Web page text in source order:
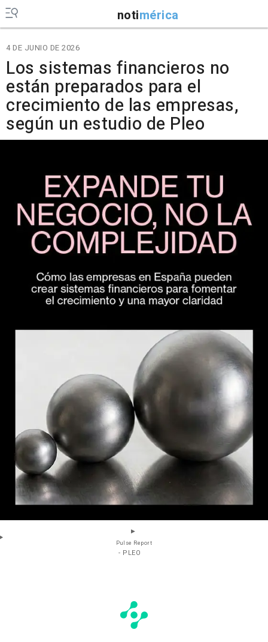
notimérica
4 DE JUNIO DE 2026
Los sistemas financieros no
están preparados para el
crecimiento de las empresas,
según un estudio de Pleo
Pulse Report
- PLEO